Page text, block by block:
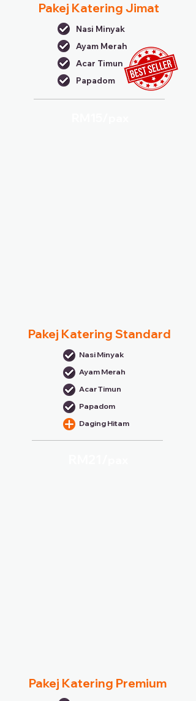
Pakej Katering Jimat
Nasi Minyak
Ayam Merah
Acar Timun
Papadom
Pakej Katering Standard
Nasi Minyak
Ayam Merah
Acar Timun
Papadom
Daging Hitam
Pakej Katering Premium